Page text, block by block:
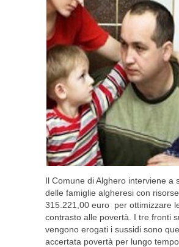
Il Comune di Alghero interviene a
delle famiglie algheresi con
315.221,00 euro per ottimizzare
contrasto alle povertà. I tre fronti
vengono erogati i sussidi sono
accertata povertà per lungo tempo,